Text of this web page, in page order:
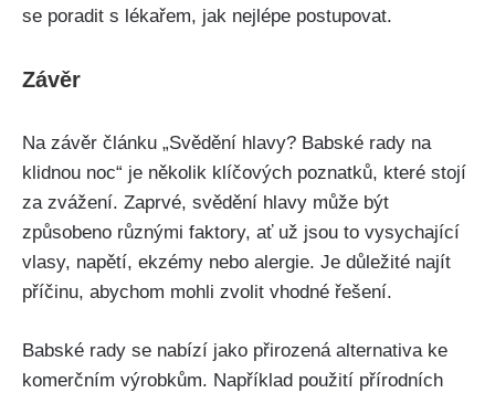
se poradit ⁣s lékařem, jak nejlépe⁣ postupovat.
Závěr
Na​ závěr článku „Svědění ⁤hlavy? Babské rady na
klidnou noc“⁢ je ⁤několik klíčových poznatků,​ které ‌stojí
⁢za ⁢zvážení. ⁣Zaprvé, svědění hlavy může být
způsobeno různými faktory, ať ⁢už ‍jsou to vysychající
vlasy, napětí, ekzémy⁤ nebo‌ alergie.⁢ Je důležité najít
příčinu, abychom mohli zvolit⁣ vhodné řešení.
Babské rady se nabízí jako přirozená‍ alternativa ke
komerčním výrobkům. ‍Například‍ použití přírodních